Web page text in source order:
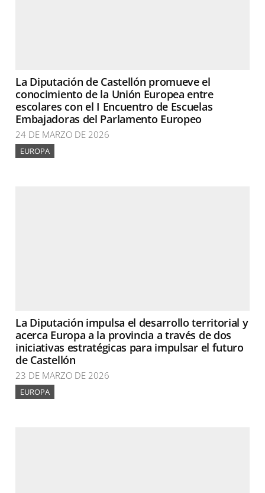
La Diputación de Castellón promueve el
conocimiento de la Unión Europea entre
escolares con el I Encuentro de Escuelas
Embajadoras del Parlamento Europeo
24 DE MARZO DE 2026
EUROPA
La Diputación impulsa el desarrollo territorial y
acerca Europa a la provincia a través de dos
iniciativas estratégicas para impulsar el futuro
de Castellón
23 DE MARZO DE 2026
EUROPA